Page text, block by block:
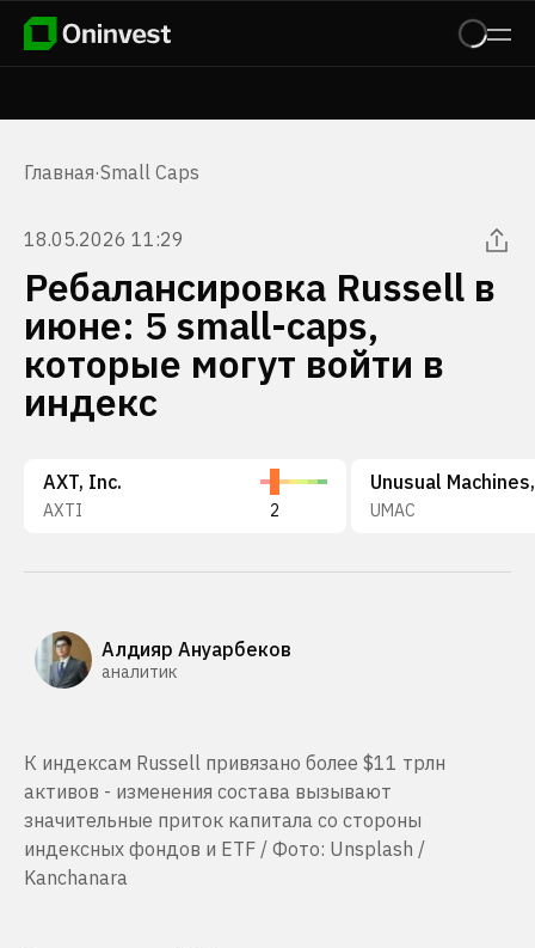
Главная·Small Caps
18.05.2026 11:29
Ребалансировка Russell в
июне: 5 small-caps,
которые могут войти в
индекс
AXT, Inc.
AXTI 2
Unusual
UMAC
Алдияр Ануарбеков
аналитик
К индексам Russell привязано более $11 трлн
активов - изменения состава вызывают
значительные приток капитала со стороны
индексных фондов и ETF / Фото: Unsplash /
Kanchanara